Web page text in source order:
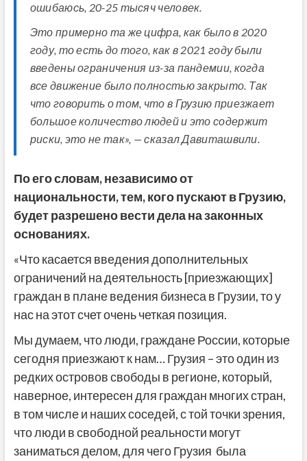
ошибаюсь, 20-25 тысяч человек.
Это примерно та же цифра, как было в 2020
году, то есть до того, как в 2021 году были
введены ограничения из-за пандемии, когда
все движение было полностью закрыто. Так
что говорить о том, что в Грузию приезжает
большое количество людей и это содержит
риски, это не так», — сказал Давиташвили.
По его словам, независимо от
национальности, тем, кого пускают в Грузию,
будет разрешено вести дела на законных
основаниях.
«Что касается введения дополнительных
ограничений на деятельность [приезжающих]
граждан в плане ведения бизнеса в Грузии, то у
нас на этот счет очень четкая позиция.
Мы думаем, что люди, граждане России, которые
сегодня приезжают к нам… Грузия – это один из
редких островов свободы в регионе, который,
наверное, интересен для граждан многих стран,
в том числе и наших соседей, с той точки зрения,
что люди в свободной реальности могут
заниматься делом, для чего Грузия была